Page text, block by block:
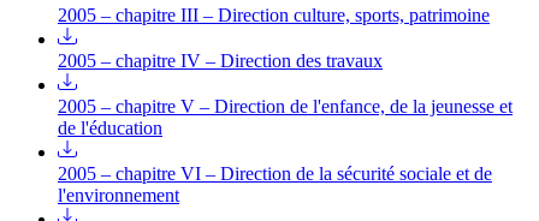
2005 – chapitre III – Direction culture, sports, patrimoine
2005 – chapitre IV – Direction des travaux
2005 – chapitre V – Direction de l'enfance, de la jeunesse et
de l'éducation
2005 – chapitre VI – Direction de la sécurité sociale et de
l'environnement